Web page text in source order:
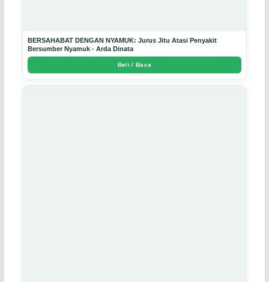
BERSAHABAT DENGAN NYAMUK: Jurus Jitu Atasi Penyakit
Bersumber Nyamuk - Arda Dinata
Beli / Baca